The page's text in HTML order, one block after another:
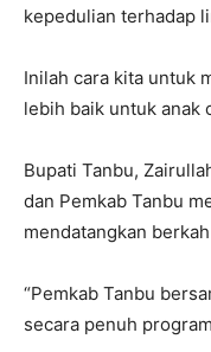
kepedulian terhadap
Inilah cara kita untuk
lebih baik untuk anak
Bupati Tanbu,
dan Pemkab Tanbu
mendatangkan
“Pemkab Tanbu
secara penuh